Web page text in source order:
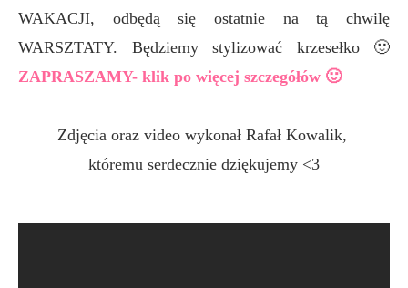
WAKACJI, odbędą się ostatnie na tą chwilę
WARSZTATY. Będziemy stylizować krzesełko 🙂
ZAPRASZAMY- klik po więcej szczegółów 🙂
Zdjęcia oraz video wykonał Rafał Kowalik,
któremu serdecznie dziękujemy <3